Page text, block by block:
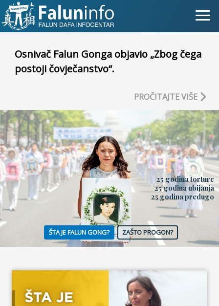
Zašto progon?
Objave za medije
Lična iskustva
Najnovije vijesti
Newsletter
Slike
TV
Kontakt
Drugi jezici
Osnivač Falun Gonga objavio „Zbog čega
postoji čovječanstvo“.
PROČITAJTE VIŠE
25 godina torture
25 godina ubijanja
25 godina predugo
ŠTA JE FALUN GONG? ZAŠTO PROGON?